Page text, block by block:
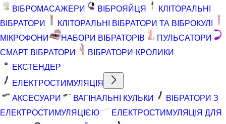
ВІБРОМАСАЖЕРИ
ВІБРОЯЙЦЯ
КЛІТОРАЛЬНІ
ВІБРАТОРИ
КЛІТОРАЛЬНІ ВІБРАТОРИ ТА ВІБРОКУЛІ
МІКРОФОНИ
НАБОРИ ВІБРАТОРІВ
ПУЛЬСАТОРИ
СМАРТ ВІБРАТОРИ
ВІБРАТОРИ-КРОЛИКИ
ЕКСТЕНДЕР
ЕЛЕКТРОСТИМУЛЯЦІЯ
АКСЕСУАРИ
ВАГІНАЛЬНІ КУЛЬКИ
ВІБРАТОРИ З
ЕЛЕКТРОСТИМУЛЯЦІЄЮ
ЕЛЕКТРОСТИМУЛЯЦІЯ ДЛЯ